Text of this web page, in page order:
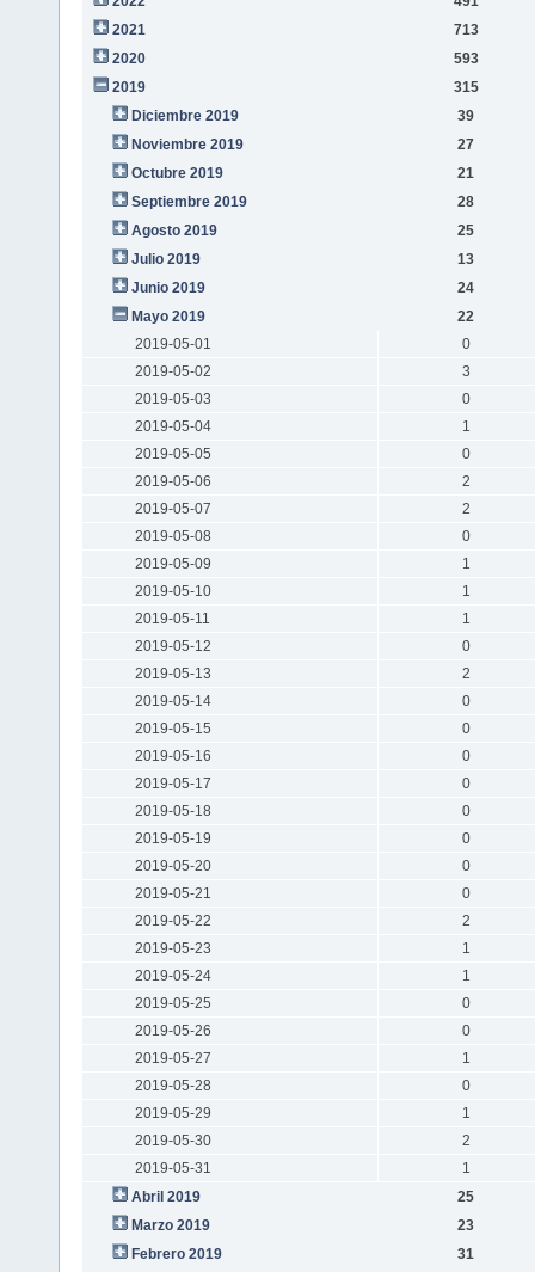
2021
713
2020
593
2019
315
Diciembre 2019
39
Noviembre 2019
27
Octubre 2019
21
Septiembre 2019
28
Agosto 2019
25
Julio 2019
13
Junio 2019
24
Mayo 2019
22
2019-05-01
0
2019-05-02
3
2019-05-03
0
2019-05-04
1
2019-05-05
0
2019-05-06
2
2019-05-07
2
2019-05-08
0
2019-05-09
1
2019-05-10
1
2019-05-11
1
2019-05-12
0
2019-05-13
2
2019-05-14
0
2019-05-15
0
2019-05-16
0
2019-05-17
0
2019-05-18
0
2019-05-19
0
2019-05-20
0
2019-05-21
0
2019-05-22
2
2019-05-23
1
2019-05-24
1
2019-05-25
0
2019-05-26
0
2019-05-27
1
2019-05-28
0
2019-05-29
1
2019-05-30
2
2019-05-31
1
Abril 2019
25
Marzo 2019
23
Febrero 2019
31